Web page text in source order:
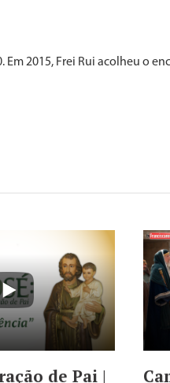
2015, Frei Rui acolheu o
de Pai |